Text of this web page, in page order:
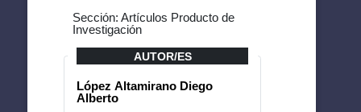
Sección: Artículos Producto de
Investigación
AUTOR/ES
López Altamirano Diego
Alberto